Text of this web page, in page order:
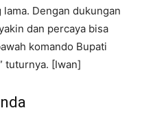
Dengan dukungan
dan percaya bisa
komando Bupati
tuturnya. [Iwan]